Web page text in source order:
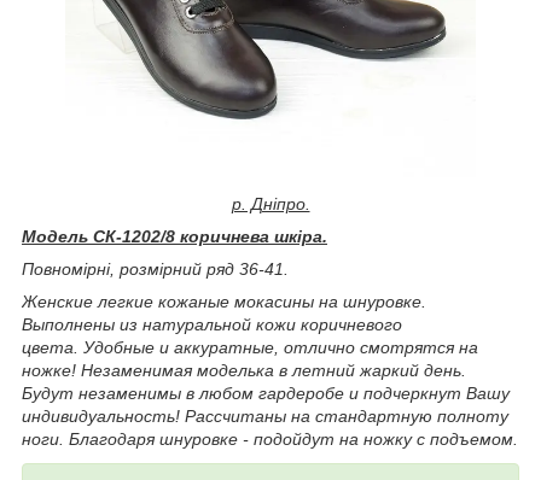
р. Дніпро.
Модель СК-1202/8 коричнева шкіра.
Повномірні, розмірний ряд 36-41.
Женские легкие кожаные мокасины на шнуровке.
Выполнены из натуральной кожи коричневого
цвета. Удобные и аккуратные, отлично смотрятся на
ножке! Незаменимая моделька в летний жаркий день.
Будут незаменимы в любом гардеробе и подчеркнут Вашу
индивидуальность! Рассчитаны на стандартную полноту
ноги. Благодаря шнуровке - подойдут на ножку с подъемом.